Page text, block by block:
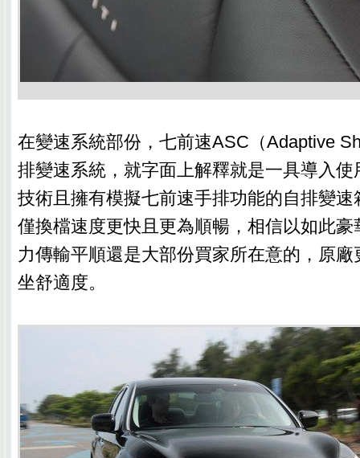
在變速系統部份，七前速ASC（Adaptive
排變速系統，就字面上解釋就是一具導入
技術且擁有模擬七前速手排功能的自排變
僅換檔速度更快且更為順暢，相信以如此
力傳輸平順還是大部份買家所在意的，原
坐舒適度。